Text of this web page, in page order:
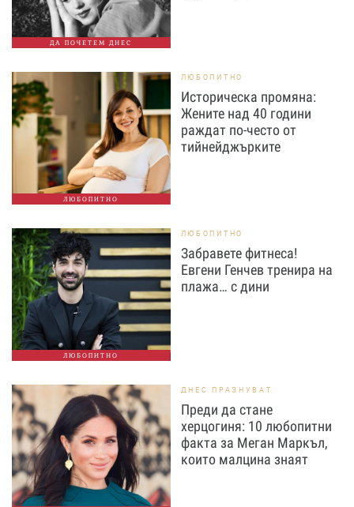
ДА ПОЧЕТЕМ ДНЕС
ЛЮБОПИТНО
ЛЮБОПИТНО
Историческа промяна:
Жените над 40 години
раждат по-често от
тийнейджърките
ЛЮБОПИТНО
ЛЮБОПИТНО
Забравете фитнеса!
Евгени Генчев тренира на
плажа… с дини
ДНЕС ПРАЗНУВАТ
Преди да стане
херцогиня: 10 любопитни
факта за Меган Маркъл,
които малцина знаят